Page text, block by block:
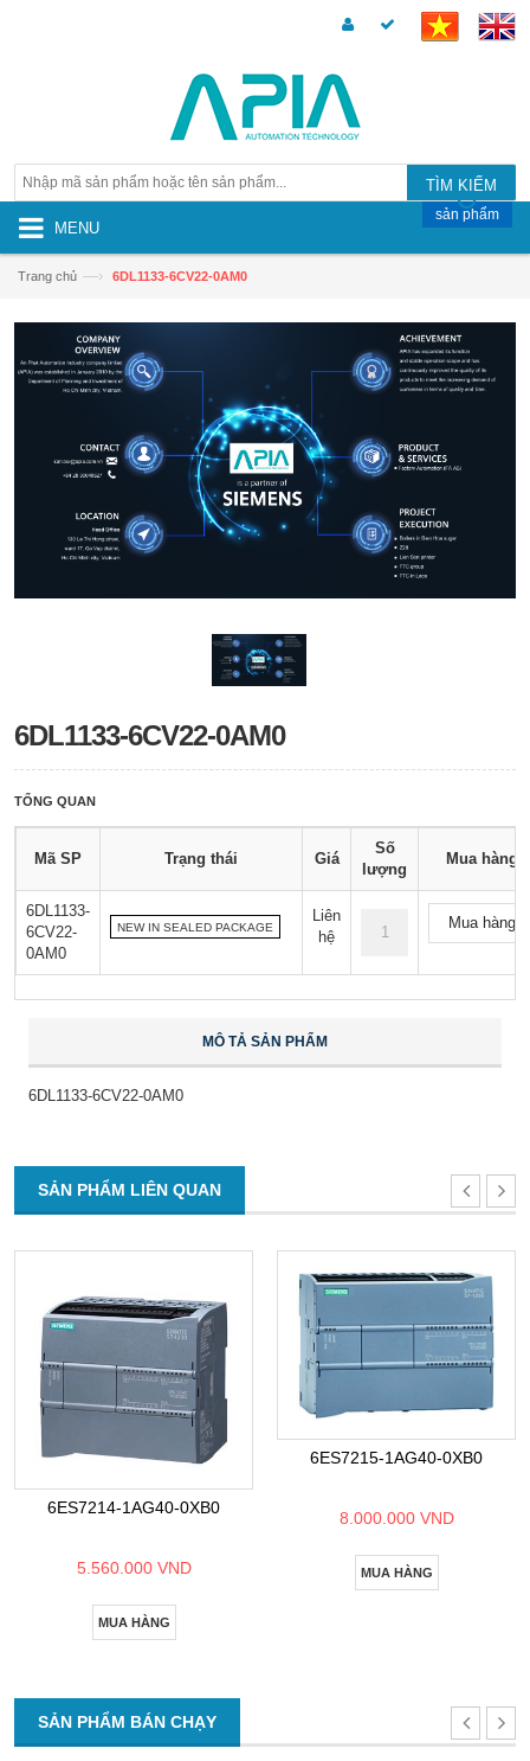
TÌM KIẾM
MENU
sản phẩm
Trang chủ —› 6DL1133-6CV22-0AM0
6DL1133-6CV22-0AM0
TỔNG QUAN
Mã SP Trạng thái Giá
Số
lượng
Mua hàng
6DL1133-
6CV22-
0AM0
NEW IN SEALED PACKAGE
Liên
hệ
Mua hàng
MÔ TẢ SẢN PHẨM
6DL1133-6CV22-0AM0
SẢN PHẨM LIÊN QUAN
6ES7214-1AG40-0XB0
5.560.000 VND
MUA HÀNG
6ES7215-1AG40-0XB0
8.000.000 VND
MUA HÀNG
SẢN PHẨM BÁN CHẠY